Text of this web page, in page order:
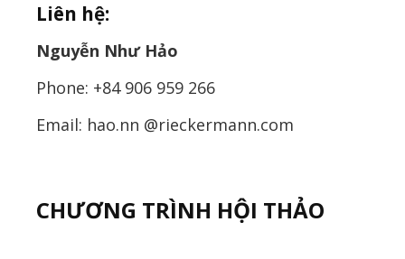
Liên hệ:
Nguyễn Như Hảo
Phone: +84 906 959 266
Email: hao.nn @rieckermann.com
CHƯƠNG TRÌNH HỘI THẢO